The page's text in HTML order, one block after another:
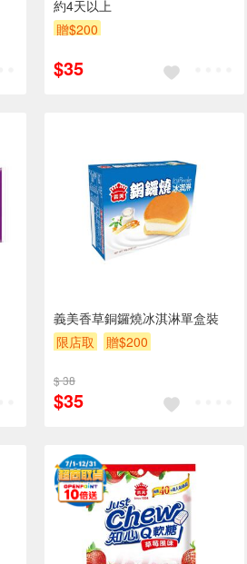
約4天以上
贈$200
$35
義美香草銅鑼燒冰淇淋單盒裝
限店取
贈$200
$ 38
$35